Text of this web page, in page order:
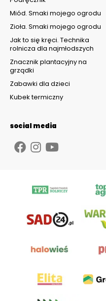
Miód. Smaki mojego ogrodu
Zioła. Smaki mojego ogrodu
Jak to się kręci. Technika
rolnicza dla najmłodszych
Znacznik plantacyjny na
grządki
Zabawki dla dzieci
Kubek termiczny
social media